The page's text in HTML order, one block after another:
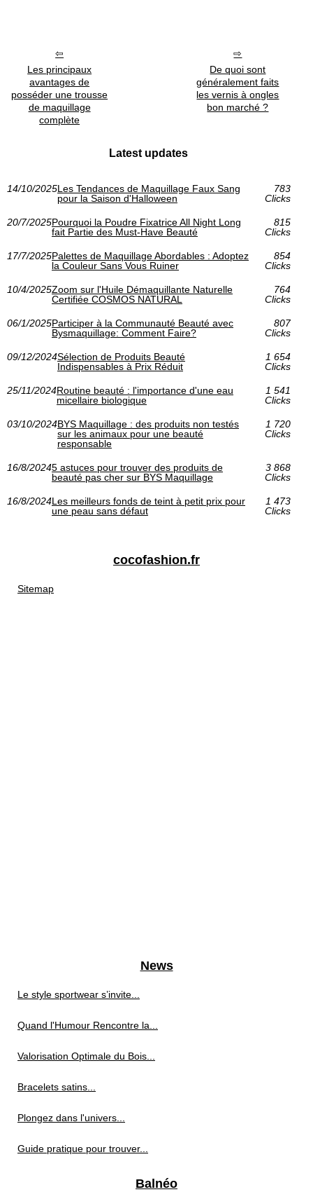
Les principaux
avantages de
posséder une trousse
de maquillage
complète
De quoi sont
généralement faits
les vernis à ongles
bon marché ?
Latest updates
14/10/2025Les Tendances de Maquillage Faux Sang
pour la Saison d'Halloween
783
Clicks
20/7/2025Pourquoi la Poudre Fixatrice All Night Long
fait Partie des Must-Have Beauté
815
Clicks
17/7/2025Palettes de Maquillage Abordables : Adoptez
la Couleur Sans Vous Ruiner
854
Clicks
10/4/2025Zoom sur l'Huile Démaquillante Naturelle
Certifiée COSMOS NATURAL
764
Clicks
06/1/2025Participer à la Communauté Beauté avec
Bysmaquillage: Comment Faire?
807
Clicks
09/12/2024Sélection de Produits Beauté
Indispensables à Prix Réduit
1 654
Clicks
25/11/2024Routine beauté : l'importance d'une eau
micellaire biologique
1 541
Clicks
03/10/2024BYS Maquillage : des produits non testés
sur les animaux pour une beauté
responsable
1 720
Clicks
16/8/20245 astuces pour trouver des produits de
beauté pas cher sur BYS Maquillage
3 868
Clicks
16/8/2024Les meilleurs fonds de teint à petit prix pour
une peau sans défaut
1 473
Clicks
cocofashion.fr
Sitemap
News
Le style sportwear s’invite...
Quand l'Humour Rencontre la...
Valorisation Optimale du Bois...
Bracelets satins...
Plongez dans l'univers...
Guide pratique pour trouver...
Balnéo